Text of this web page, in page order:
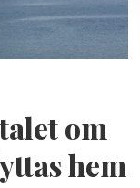
om
hem